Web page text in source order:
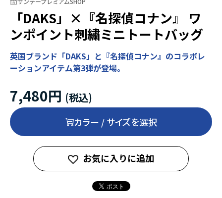
「DAKS」×『名探偵コナン』 ワ
ンポイント刺繍ミニトートバッグ
英国ブランド「DAKS」と『名探偵コナン』のコラボレ
ーションアイテム第3弾が登場。
7,480円
カラー / サイズを選択
お気に入りに追加